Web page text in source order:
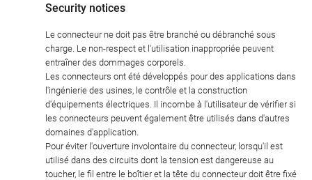
Security notices
Le connecteur ne doit pas être branché ou débranché sous
charge. Le non-respect et l'utilisation inappropriée peuvent
entraîner des dommages corporels.
Les connecteurs ont été développés pour des applications dans
l'ingénierie des usines, le contrôle et la construction
d'équipements électriques. Il incombe à l'utilisateur de vérifier si
les connecteurs peuvent également être utilisés dans d'autres
domaines d'application.
Pour éviter l'ouverture involontaire du connecteur, lorsqu'il est
utilisé dans des circuits dont la tension est dangereuse au
toucher, le fil entre le boîtier et la tête du connecteur doit être fixé